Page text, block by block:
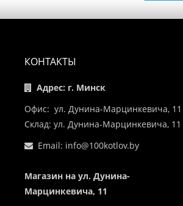
КОНТАКТЫ
Адрес: г. Минск
Офис: ул. Дунина-Марцинкевича, 11
Склад: ул. Дунина-Марцинкевича, 11
Email: info@100kotlov.by
Магазин на ул. Дунина-
Марцинкевича, 11